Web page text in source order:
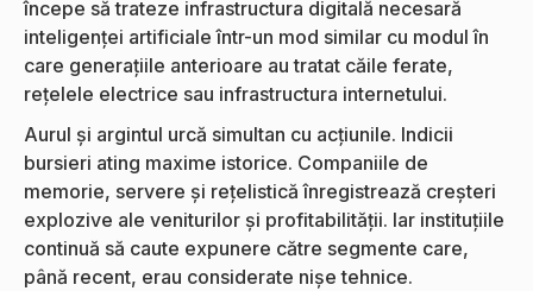
începe să trateze infrastructura digitală necesară
inteligenței artificiale într-un mod similar cu modul în
care generațiile anterioare au tratat căile ferate,
rețelele electrice sau infrastructura internetului.
Aurul și argintul urcă simultan cu acțiunile. Indicii
bursieri ating maxime istorice. Companiile de
memorie, servere și rețelistică înregistrează creșteri
explozive ale veniturilor și profitabilității. Iar instituțiile
continuă să caute expunere către segmente care,
până recent, erau considerate nișe tehnice.